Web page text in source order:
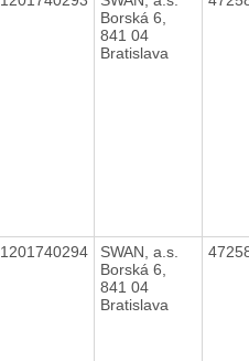
Borská 6,
841 04
Bratislava
1201740294
SWAN, a.s.
Borská 6,
841 04
Bratislava